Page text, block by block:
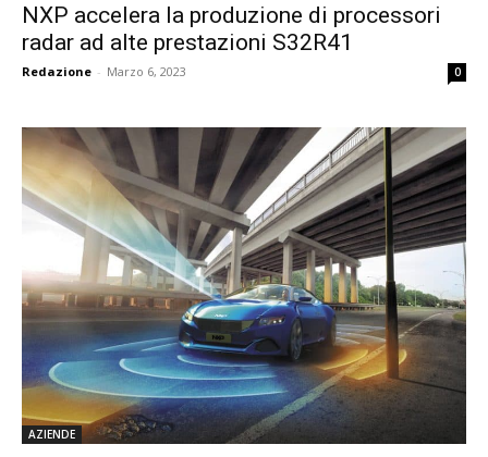
NXP accelera la produzione di processori
radar ad alte prestazioni S32R41
Redazione - Marzo 6, 2023 0
AZIENDE